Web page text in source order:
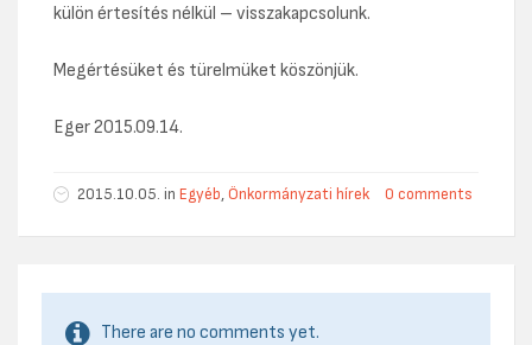
külön értesítés nélkül – visszakapcsolunk.
Megértésüket és türelmüket köszönjük.
Eger 2015.09.14.
2015.10.05. in Egyéb,Önkormányzati hírek 0 comments
There are no comments yet.